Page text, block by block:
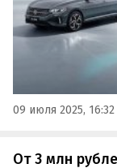
09 июля 2025, 16:32
От 3 млн